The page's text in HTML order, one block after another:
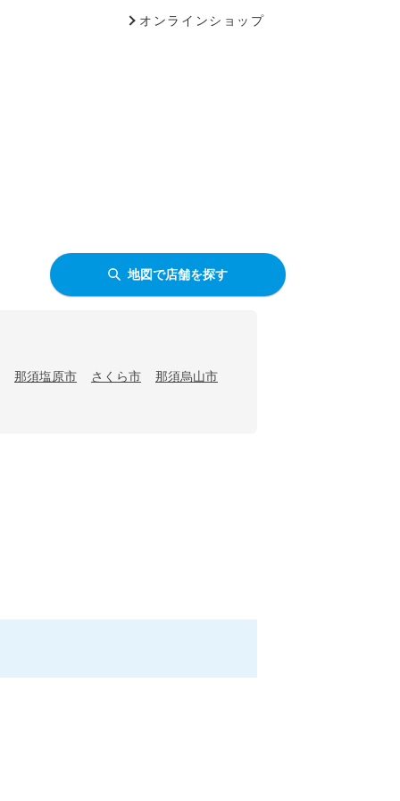
オンラインショップ
地図で店舗を探す
那須塩原市 さくら市 那須烏山市